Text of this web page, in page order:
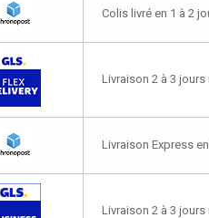
Colis livré en 1 à 2
Livraison 2 à 3
Livraison Express
Livraison 2 à 3